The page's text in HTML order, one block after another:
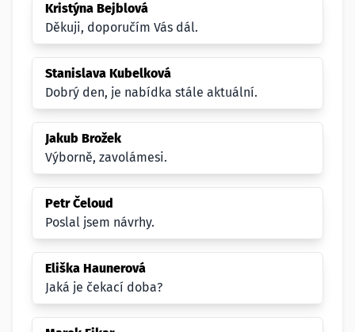
Kristýna Bejblová
Děkuji, doporučím Vás dál.
Stanislava Kubelková
Dobrý den, je nabídka stále aktuální.
Jakub Brožek
Výborně, zavolámesi.
Petr Čeloud
Poslal jsem návrhy.
Eliška Haunerová
Jaká je čekací doba?